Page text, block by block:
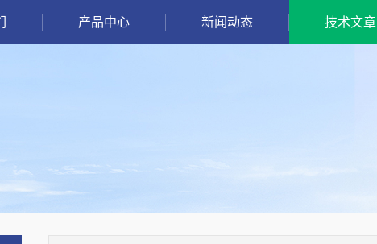
产品中心 新闻动态 技术文章